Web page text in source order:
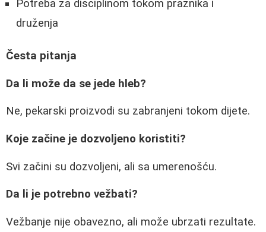
Potreba za disciplinom tokom praznika i
druženja
Česta pitanja
Da li može da se jede hleb?
Ne, pekarski proizvodi su zabranjeni tokom dijete.
Koje začine je dozvoljeno koristiti?
Svi začini su dozvoljeni, ali sa umerenošću.
Da li je potrebno vežbati?
Vežbanje nije obavezno, ali može ubrzati rezultate.